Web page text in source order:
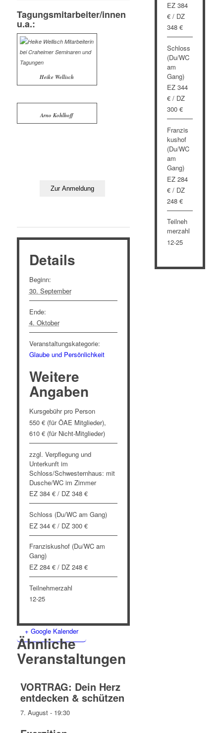
Tagungsmitarbeiter/innen
u.a.:
Heike Wellisch
Arno Kohlhoff
Details
Beginn:
30. September
Ende:
4. Oktober
Veranstaltungskategorie:
Glaube und Persönlichkeit
Weitere
Angaben
Kursgebühr pro Person
550 € (für ÖAE Mitglieder),
610 € (für Nicht-Mitglieder)
zzgl. Verpflegung und
Unterkunft im
Schloss/Schwesternhaus: mit
Dusche/WC im Zimmer
EZ 384 € / DZ 348 €
Schloss (Du/WC am Gang)
EZ 344 € / DZ 300 €
Franziskushof (Du/WC am
Gang)
EZ 284 € / DZ 248 €
Teilnehmerzahl
12-25
+ Google Kalender
Ähnliche
Veranstaltungen
VORTRAG: Dein Herz
entdecken & schützen
7. August - 19:30
EZ 384
€ / DZ
348 €
Schloss
(Du/WC
am
Gang)
EZ 344
€ / DZ
300 €
Franzis
kushof
(Du/WC
am
Gang)
EZ 284
€ / DZ
248 €
Teilneh
merzahl
12-25